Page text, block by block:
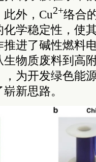
外，Cu2+络合
学稳定性，使
进了碱性燃料
物质废料到高
为开发绿色能
新思路。